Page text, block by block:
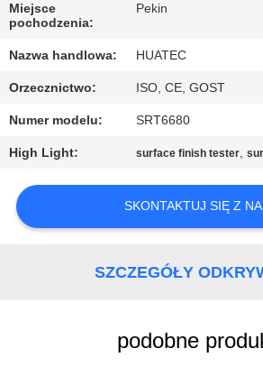
SKONTAKTUJ
NAMI
POPROSIĆ
Miejsce
pochodzenia:
Pekin
Nazwa handlowa: HUATEC
Orzecznictwo: ISO, CE, GOST
Numer modelu: SRT6680
High Light: surface finish tester,
SKONTAKTUJ SIĘ Z
SZCZEGÓŁY
podobne